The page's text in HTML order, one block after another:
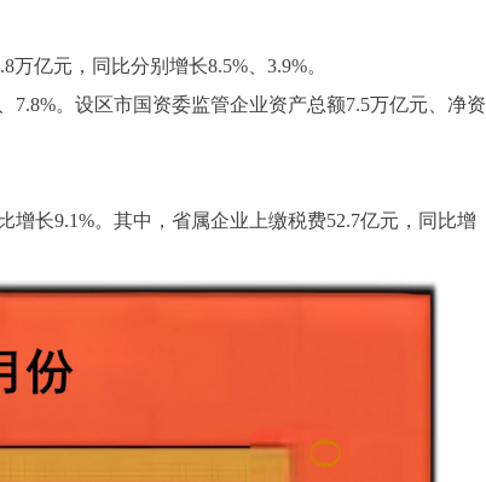
亿元，同比分别增长8.5%、3.9%。
。设区市国资委监管企业资产总额7.5万亿元、净资
增长9.1%。其中，省属企业上缴税费52.7亿元，同比增